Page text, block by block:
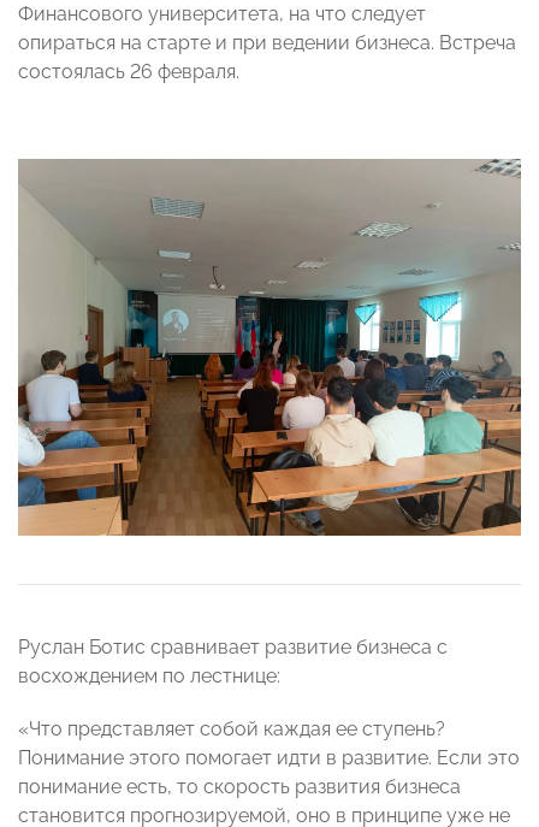
Финансового университета, на что следует
опираться на старте и при ведении бизнеса. Встреча
состоялась 26 февраля.
Руслан Ботис сравнивает развитие бизнеса с
восхождением по лестнице:
«Что представляет собой каждая ее ступень?
Понимание этого помогает идти в развитие. Если это
понимание есть, то скорость развития бизнеса
становится прогнозируемой, оно в принципе уже не